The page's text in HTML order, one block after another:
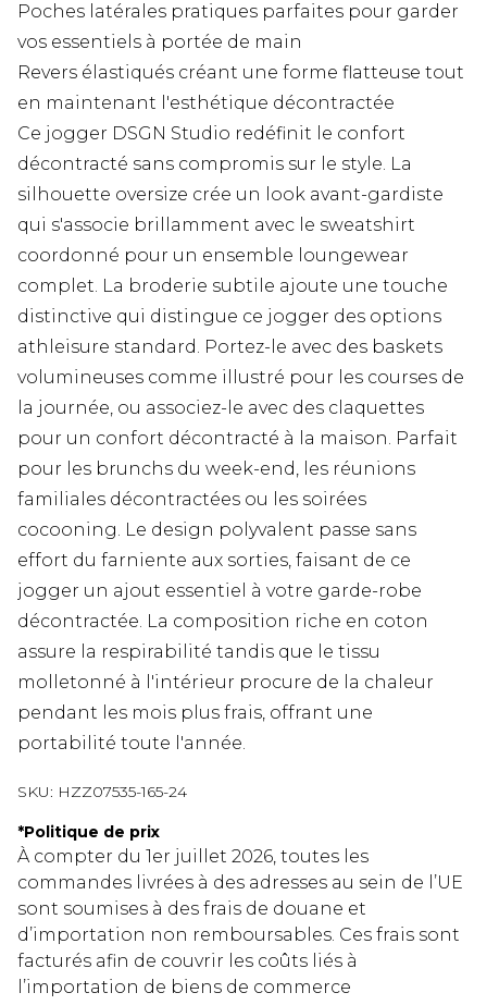
Poches latérales pratiques parfaites pour garder
vos essentiels à portée de main
Revers élastiqués créant une forme flatteuse tout
en maintenant l'esthétique décontractée
Ce jogger DSGN Studio redéfinit le confort
décontracté sans compromis sur le style. La
silhouette oversize crée un look avant-gardiste
qui s'associe brillamment avec le sweatshirt
coordonné pour un ensemble loungewear
complet. La broderie subtile ajoute une touche
distinctive qui distingue ce jogger des options
athleisure standard. Portez-le avec des baskets
volumineuses comme illustré pour les courses de
la journée, ou associez-le avec des claquettes
pour un confort décontracté à la maison. Parfait
pour les brunchs du week-end, les réunions
familiales décontractées ou les soirées
cocooning. Le design polyvalent passe sans
effort du farniente aux sorties, faisant de ce
jogger un ajout essentiel à votre garde-robe
décontractée. La composition riche en coton
assure la respirabilité tandis que le tissu
molletonné à l'intérieur procure de la chaleur
pendant les mois plus frais, offrant une
portabilité toute l'année.
SKU: HZZ07535-165-24
*Politique de prix
À compter du 1er juillet 2026, toutes les
commandes livrées à des adresses au sein de l’UE
sont soumises à des frais de douane et
d’importation non remboursables. Ces frais sont
facturés afin de couvrir les coûts liés à
l’importation de biens de commerce